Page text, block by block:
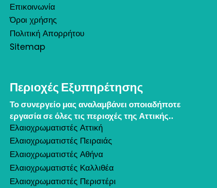
Επικοινωνία
Όροι χρήσης
Πολιτική Απορρήτου
Sitemap
Περιοχές Εξυπηρέτησης
Το συνεργείο μας αναλαμβάνει οποιαδήποτε
εργασία σε όλες τις περιοχές της Αττικής..
Ελαιοχρωματιστές Αττική
Ελαιοχρωματιστές Πειραιάς
Ελαιοχρωματιστές Αθήνα
Ελαιοχρωματιστές Καλλιθέα
Ελαιοχρωματιστές Περιστέρι